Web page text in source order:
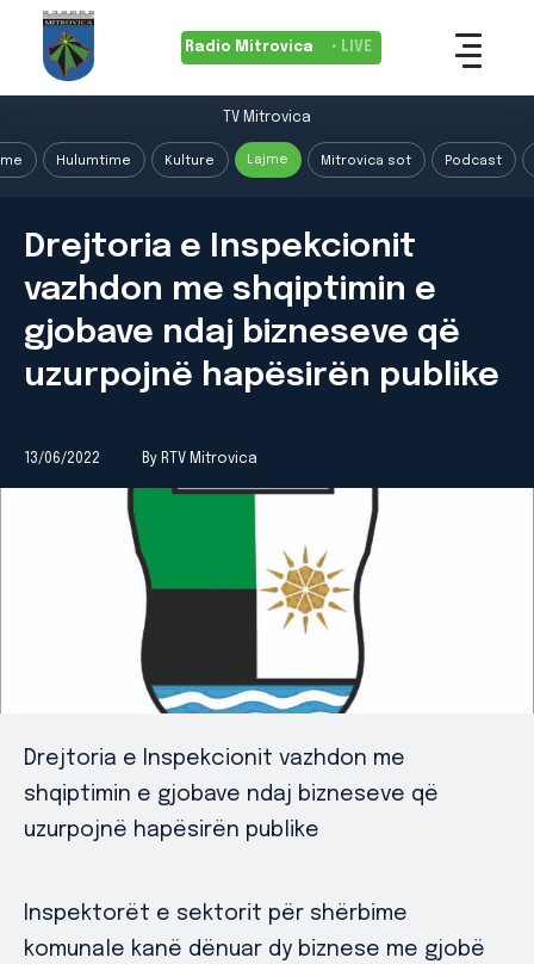
Radio Mitrovica • LIVE
TV Mitrovica
Hulumtime Kulture Lajme Mitrovica sot Podcast
Drejtoria e Inspekcionit
vazhdon me shqiptimin e
gjobave ndaj bizneseve që
uzurpojnë hapësirën publike
13/06/2022 By RTV Mitrovica
Drejtoria e Inspekcionit vazhdon me
shqiptimin e gjobave ndaj bizneseve që
uzurpojnë hapësirën publike
Inspektorët e sektorit për shërbime
komunale kanë dënuar dy biznese me gjobë